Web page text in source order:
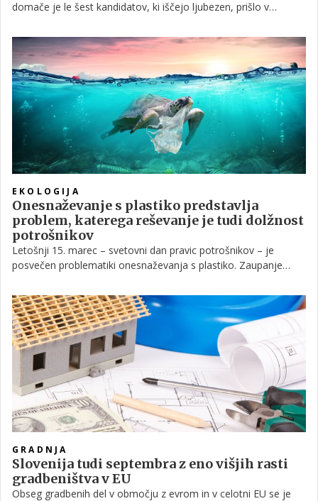
domače je le šest kandidatov, ki iščejo ljubezen, prišlo v
sramežljivemu Franciju. Toda ni bilo vse izgubljeno.
EKOLOGIJA
Onesnaževanje s plastiko predstavlja
problem, katerega reševanje je tudi dolžnost
potrošnikov
Letošnji 15. marec – svetovni dan pravic potrošnikov – je
posvečen problematiki onesnaževanja s plastiko. Zaupanje
poslabšalo.
GRADNJA
Slovenija tudi septembra z eno višjih rasti
gradbeništva v EU
Obseg gradbenih del v območju z evrom in v celotni EU se je